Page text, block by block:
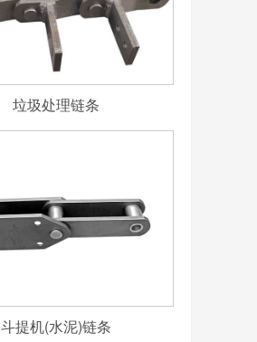
垃圾处理链条
斗提机(水泥)链条